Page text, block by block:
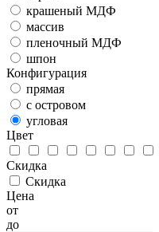
крашеный МДФ
массив
пленочный МДФ
шпон
Конфигурация
прямая
с островом
угловая
Цвет
Скидка
Скидка
Цена
от
до